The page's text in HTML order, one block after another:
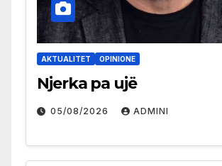
AKTUALITET OPINIONE
Njerka pa ujë
05/08/2026 ADMINI